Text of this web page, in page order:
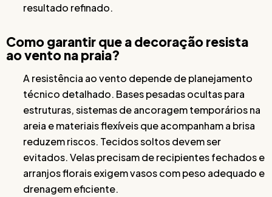
resultado refinado.
Como garantir que a decoração resista
ao vento na praia?
A resistência ao vento depende de planejamento
técnico detalhado. Bases pesadas ocultas para
estruturas, sistemas de ancoragem temporários na
areia e materiais flexíveis que acompanham a brisa
reduzem riscos. Tecidos soltos devem ser
evitados. Velas precisam de recipientes fechados e
arranjos florais exigem vasos com peso adequado e
drenagem eficiente.